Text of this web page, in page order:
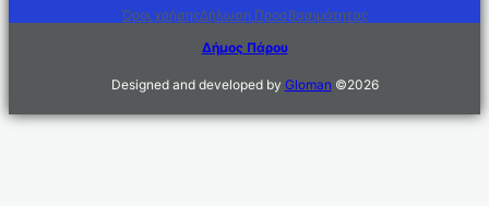
Όροι χρήσηςΔήλωση Προσβασιμότητας
Δήμος Πάρου
Designed and developed by Gloman ©2026